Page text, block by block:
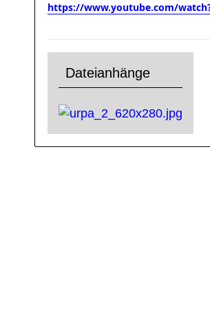
https://www.youtube.com/
Dateianhänge